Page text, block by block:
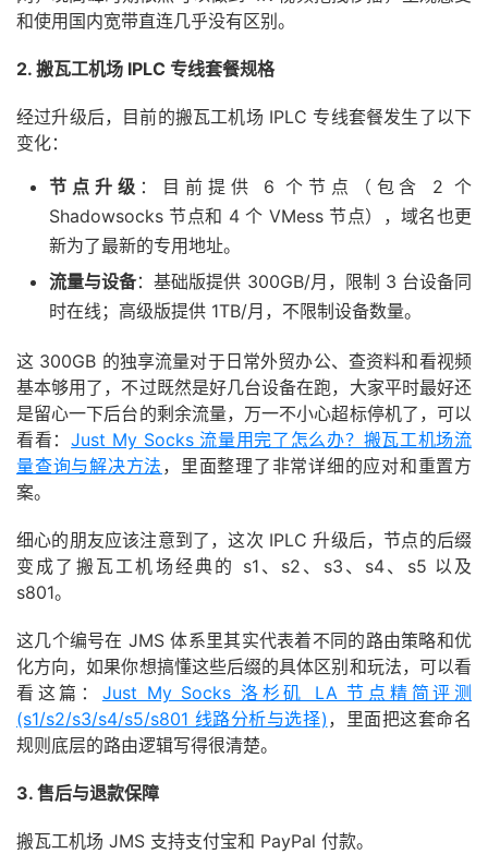
和使用国内宽带直连几乎没有区别。
2. 搬瓦工机场 IPLC 专线套餐规格
经过升级后，目前的搬瓦工机场 IPLC 专线套餐发生了以下
变化：
节点升级 ：目前提供 6 个节点（包含 2 个
Shadowsocks 节点和 4 个 VMess 节点），域名也更
新为了最新的专用地址。
流量与设备：基础版提供 300GB/月，限制 3 台设备同
时在线；高级版提供 1TB/月，不限制设备数量。
这 300GB 的独享流量对于日常外贸办公、查资料和看视频
基本够用了，不过既然是好几台设备在跑，大家平时最好还
是留心一下后台的剩余流量，万一不小心超标停机了，可以
看看：Just My Socks 流量用完了怎么办？搬瓦工机场流
量查询与解决方法 ，里面整理了非常详细的应对和重置方
案。
细心的朋友应该注意到了，这次 IPLC 升级后，节点的后缀
变成了搬瓦工机场经典的 s1、s2、s3、s4、s5 以及
s801。
这几个编号在 JMS 体系里其实代表着不同的路由策略和优
化方向，如果你想搞懂这些后缀的具体区别和玩法，可以看
看这篇： Just My Socks 洛杉矶 LA 节点精简评测
(s1/s2/s3/s4/s5/s801 线路分析与选择) ，里面把这套命名
规则底层的路由逻辑写得很清楚。
3. 售后与退款保障
搬瓦工机场 JMS 支持支付宝和 PayPal 付款。